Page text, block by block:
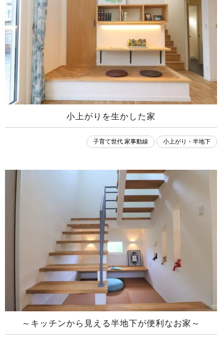
小上がりを生かした家
子育て世代 家事動線 小上がり・半地下
～キッチンから見える半地下が便利なお家～